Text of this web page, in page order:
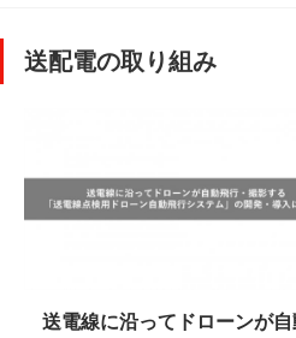
送配電の取り組み
送電線に沿ってドローンが